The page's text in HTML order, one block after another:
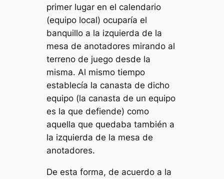
primer lugar en el calendario
(equipo local) ocuparía el
banquillo a la izquierda de la
mesa de anotadores mirando al
terreno de juego desde la
misma. Al mismo tiempo
establecía la canasta de dicho
equipo (la canasta de un equipo
es la que defiende) como
aquella que quedaba también a
la izquierda de la mesa de
anotadores.
De esta forma, de acuerdo a la